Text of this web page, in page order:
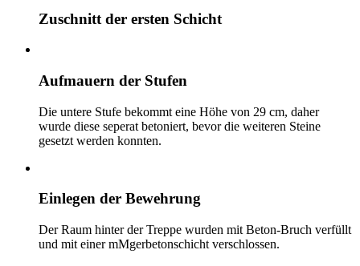
Zuschnitt der ersten Schicht
Aufmauern der Stufen
Die untere Stufe bekommt eine Höhe von 29 cm, daher
wurde diese seperat betoniert, bevor die weiteren Steine
gesetzt werden konnten.
Einlegen der Bewehrung
Der Raum hinter der Treppe wurden mit Beton-Bruch verfüllt
und mit einer mMgerbetonschicht verschlossen.